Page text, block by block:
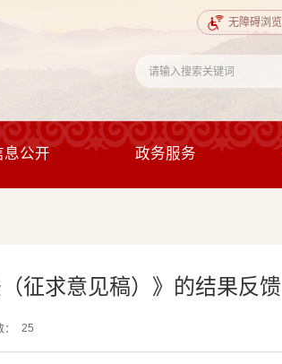
无障碍浏览
息公开 政务服务
征求意见稿）》的结果反馈
25